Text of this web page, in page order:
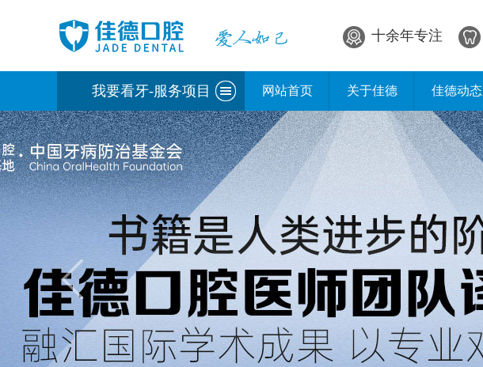
十余年专注
我要看牙-服务项目 网站首页 关于佳德 佳德动态